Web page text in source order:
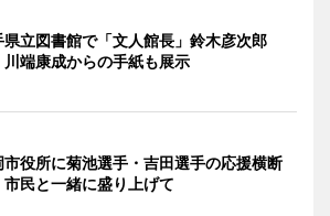
県立図書館で「文人館長」鈴木彦次郎
端康成からの手紙も展示
市役所に菊池選手・吉田選手の応援横断
民と一緒に盛り上げて